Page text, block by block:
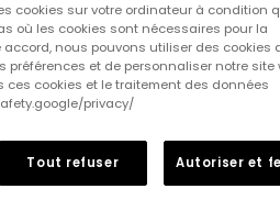
cookies sur votre ordinateur à condition
où les cookies sont nécessaires pour la
nous pouvons utiliser des cookies
et de personnaliser notre site
cookies et le traitement des données
privacy/
Tout refuser Autoriser et